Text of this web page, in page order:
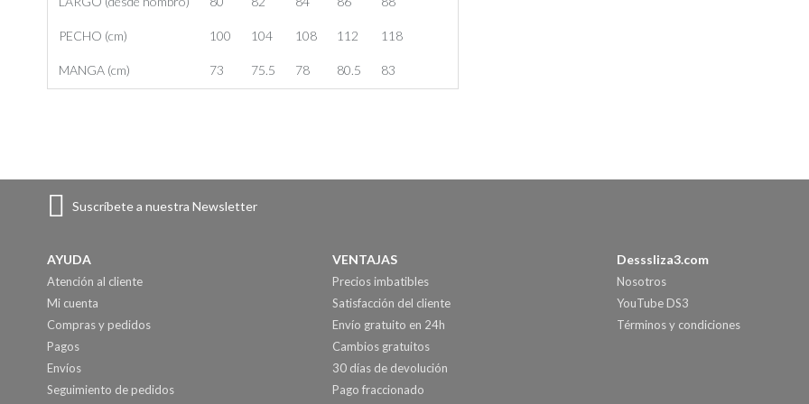
PECHO (cm) 100 104 108 112 118
MANGA (cm) 73 75.5 78 80.5 83
Suscríbete a nuestra Newsletter
AYUDA
Atención al cliente
Mi cuenta
Compras y pedidos
Pagos
Envíos
Seguimiento de pedidos
VENTAJAS
Precios imbatibles
Satisfacción del cliente
Envío gratuito en 24h
Cambios gratuitos
30 días de devolución
Pago fraccionado
Desssliza3.com
Nosotros
YouTube DS3
Términos y condiciones